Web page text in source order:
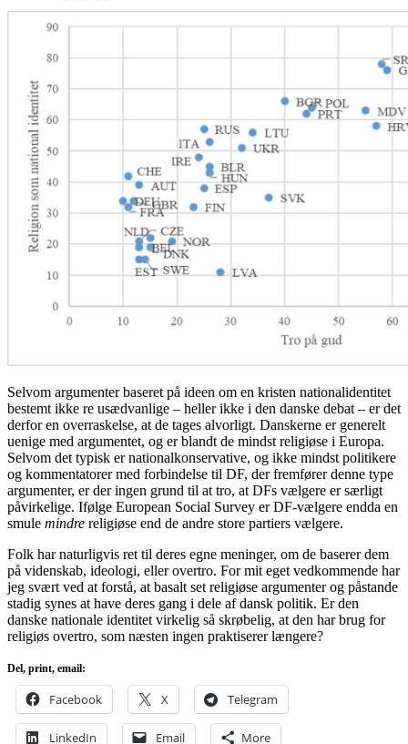
Selvom argumenter baseret på ideen om en kristen nationalidentitet
bestemt ikke re usædvanlige – heller ikke i den danske debat – er det
derfor en overraskelse, at de tages alvorligt. Danskerne er generelt
uenige med argumentet, og er blandt de mindst religiøse i Europa.
Selvom det typisk er nationalkonservative, og ikke mindst politikere
og kommentatorer med forbindelse til DF, der fremfører denne type
argumenter, er der ingen grund til at tro, at DFs vælgere er særligt
påvirkelige. Ifølge European Social Survey er DF-vælgere endda en
smule mindre religiøse end de andre store partiers vælgere.
Folk har naturligvis ret til deres egne meninger, om de baserer dem
på videnskab, ideologi, eller overtro. For mit eget vedkommende har
jeg svært ved at forstå, at basalt set religiøse argumenter og påstande
stadig synes at have deres gang i dele af dansk politik. Er den
danske nationale identitet virkelig så skrøbelig, at den har brug for
religiøs overtro, som næsten ingen praktiserer længere?
Del, print, email:
Facebook X Telegram
LinkedIn Email More